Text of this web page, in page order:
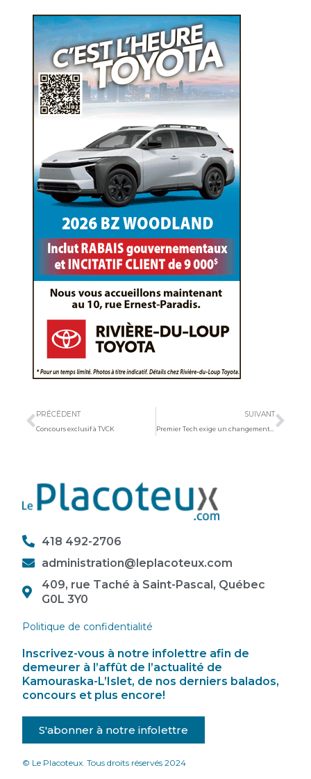
PRÉCÉDENT
Concours exclusif à TVCK
SUIVANT
Premier Tech exige un changement de nom à son équipe cycliste
418 492-2706
administration@leplacoteux.com
409, rue Taché à Saint-Pascal, Québec
G0L 3Y0
Politique de confidentialité
Inscrivez-vous à notre infolettre afin de
demeurer à l’affût de l’actualité de
Kamouraska-L’Islet, de nos derniers balados,
concours et plus encore!
S'abonner à notre infolettre
© Le Placoteux. Tous droits réservés 2024